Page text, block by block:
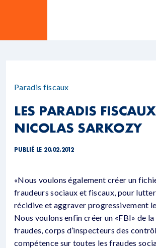
Paradis fiscaux
LES PARADIS
NICOLAS SARKOZY
PUBLIÉ LE 20.02.2012
«Nous voulons également créer un
fraudeurs sociaux et fiscaux, pour
récidive et aggraver progressivement
Nous voulons enfin créer un «FBI» de
fraudes, corps d’inspecteurs des
compétence sur toutes les fraudes